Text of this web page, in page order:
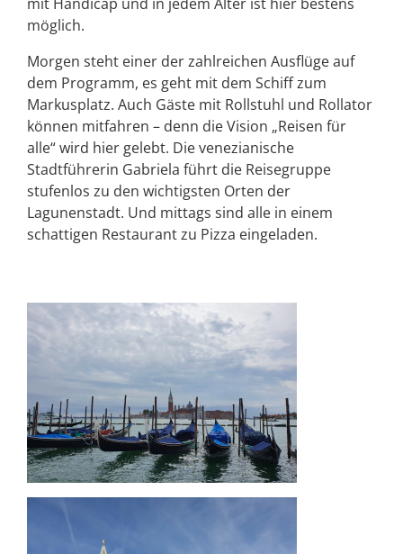
möglich.
Morgen steht einer der zahlreichen Ausflüge auf
dem Programm, es geht mit dem Schiff zum
Markusplatz. Auch Gäste mit Rollstuhl und Rollator
können mitfahren – denn die Vision „Reisen für
alle“ wird hier gelebt. Die venezianische
Stadtführerin Gabriela führt die Reisegruppe
stufenlos zu den wichtigsten Orten der
Lagunenstadt. Und mittags sind alle in einem
schattigen Restaurant zu Pizza eingeladen.